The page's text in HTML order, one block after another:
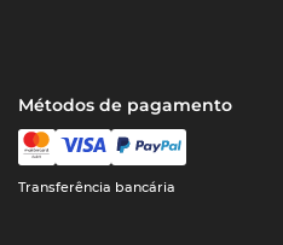
Métodos de pagamento
Transferência bancária